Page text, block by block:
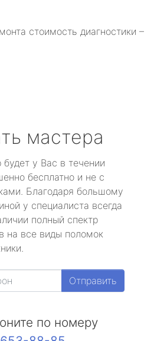
стоимость диагностики –
мастера
у Вас в течении
бесплатно и не с
Благодаря большому
у специалиста всегда
полный спектр
на все виды поломок
Отправить
по номеру